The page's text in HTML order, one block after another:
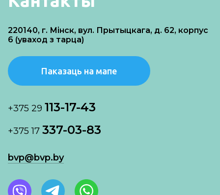
220140, г. Мінск, вул. Прытыцкага, д. 62, корпус
6 (уваход з тарца)
Паказаць на мапе
+375 29 113-17-43
+375 17 337-03-83
bvp@bvp.by